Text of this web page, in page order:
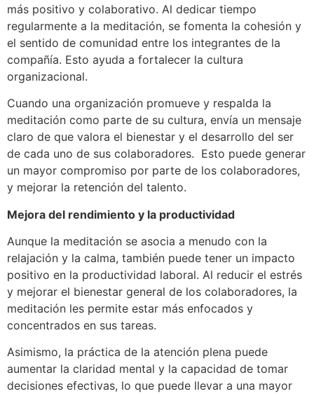
más positivo y colaborativo. Al dedicar tiempo
regularmente a la meditación, se fomenta la cohesión y
el sentido de comunidad entre los integrantes de la
compañía. Esto ayuda a fortalecer la cultura
organizacional.
Cuando una organización promueve y respalda la
meditación como parte de su cultura, envía un mensaje
claro de que valora el bienestar y el desarrollo del ser
de cada uno de sus colaboradores. Esto puede generar
un mayor compromiso por parte de los colaboradores,
y mejorar la retención del talento.
Mejora del rendimiento y la productividad
Aunque la meditación se asocia a menudo con la
relajación y la calma, también puede tener un impacto
positivo en la productividad laboral. Al reducir el estrés
y mejorar el bienestar general de los colaboradores, la
meditación les permite estar más enfocados y
concentrados en sus tareas.
Asimismo, la práctica de la atención plena puede
aumentar la claridad mental y la capacidad de tomar
decisiones efectivas, lo que puede llevar a una mayor